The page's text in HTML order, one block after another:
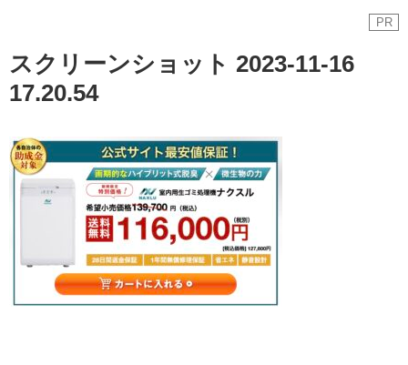
PR
スクリーンショット 2023-11-16
17.20.54